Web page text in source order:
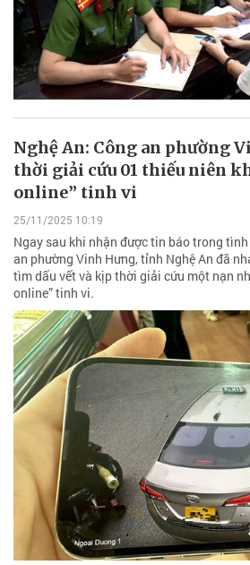
Nghệ An: Công an phường
thời giải cứu 01 thiếu niên
online” tinh vi
25/11/2025 10:19
Ngay sau khi nhận được tin báo trong
an phường Vinh Hưng, tỉnh Nghệ An đã
tìm dấu vết và kịp thời giải cứu một nạn
online” tinh vi.